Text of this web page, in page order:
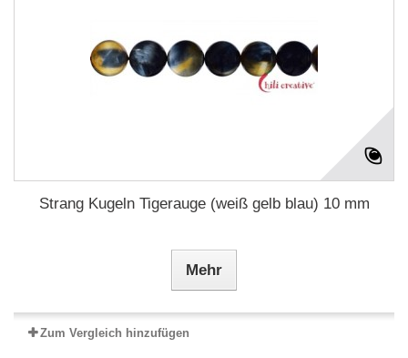
Strang Kugeln Tigerauge (weiß gelb blau) 10 mm
Mehr
Zum Vergleich hinzufügen